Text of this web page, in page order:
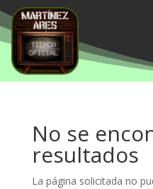
No se
resultados
La página solicitada no